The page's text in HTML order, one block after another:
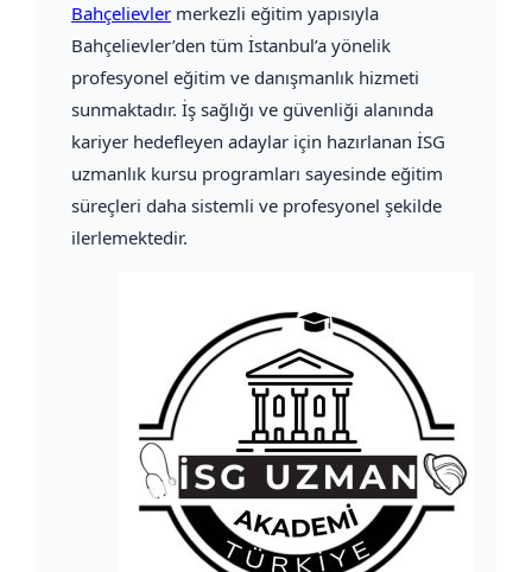
Bahçelievler merkezli eğitim yapısıyla
Bahçelievler’den tüm İstanbul’a yönelik
profesyonel eğitim ve danışmanlık hizmeti
sunmaktadır. İş sağlığı ve güvenliği alanında
kariyer hedefleyen adaylar için hazırlanan İSG
uzmanlık kursu programları sayesinde eğitim
süreçleri daha sistemli ve profesyonel şekilde
ilerlemektedir.